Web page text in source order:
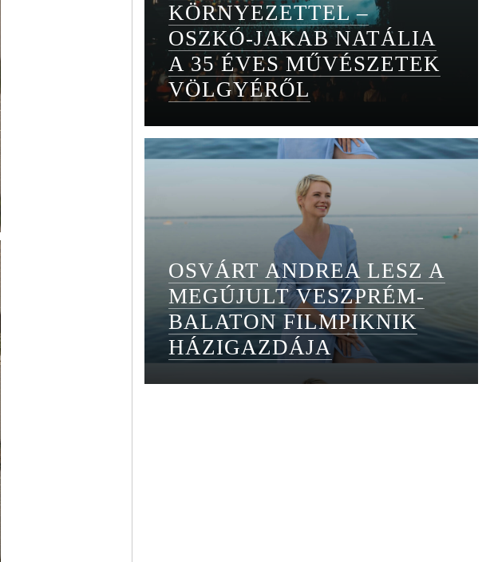
KÖRNYEZETTEL –
OSZKÓ-JAKAB NATÁLIA
A 35 ÉVES MŰVÉSZETEK
VÖLGYÉRŐL
OSVÁRT ANDREA LESZ A
MEGÚJULT VESZPRÉM-
BALATON FILMPIKNIK
HÁZIGAZDÁJA